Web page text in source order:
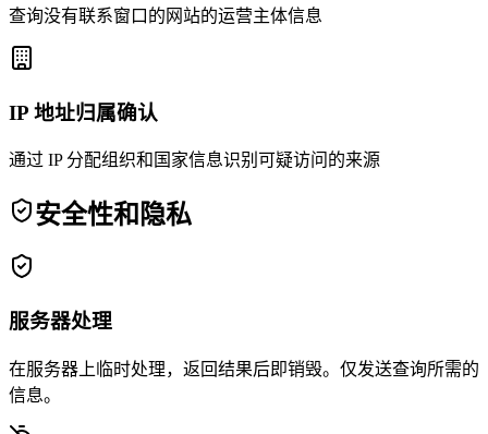
查询没有联系窗口的网站的运营主体信息
IP 地址归属确认
通过 IP 分配组织和国家信息识别可疑访问的来源
安全性和隐私
服务器处理
在服务器上临时处理，返回结果后即销毁。仅发送查询所需的
信息。